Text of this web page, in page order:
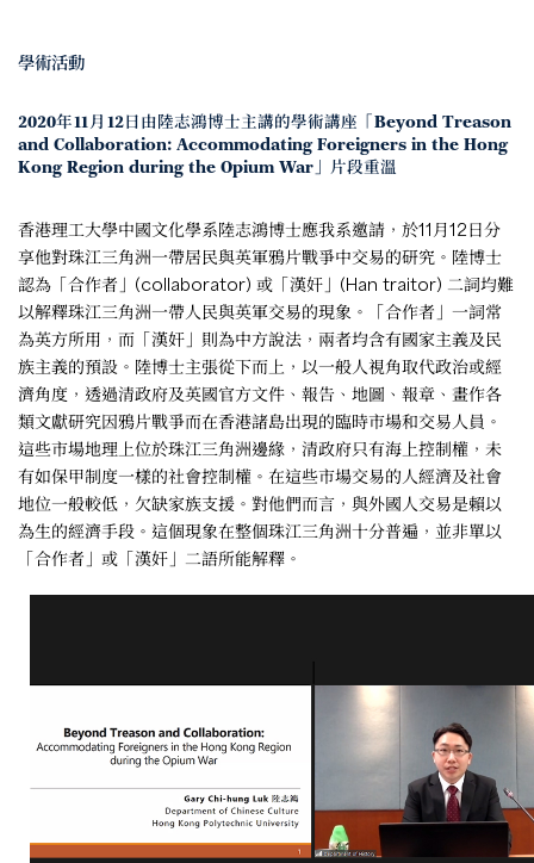
學術活動
2020年11月12日由陸志鴻博士主講的學術講座「Beyond Treason
and Collaboration: Accommodating Foreigners in the Hong
Kong Region during the Opium War」片段重溫
香港理工大學中國文化學系陸志鴻博士應我系邀請，於11月12日分
享他對珠江三角洲一帶居民與英軍鴉片戰爭中交易的研究。陸博士
認為「合作者」(collaborator) 或「漢奸」(Han traitor) 二詞均難
以解釋珠江三角洲一帶人民與英軍交易的現象。「合作者」一詞常
為英方所用，而「漢奸」則為中方說法，兩者均含有國家主義及民
族主義的預設。陸博士主張從下而上，以一般人視角取代政治或經
濟角度，透過清政府及英國官方文件、報告、地圖、報章、畫作各
類文獻研究因鴉片戰爭而在香港諸島出現的臨時市場和交易人員。
這些市場地理上位於珠江三角洲邊緣，清政府只有海上控制權，未
有如保甲制度一樣的社會控制權。在這些市場交易的人經濟及社會
地位一般較低，欠缺家族支援。對他們而言，與外國人交易是賴以
為生的經濟手段。這個現象在整個珠江三角洲十分普遍，並非單以
「合作者」或「漢奸」二語所能解釋。